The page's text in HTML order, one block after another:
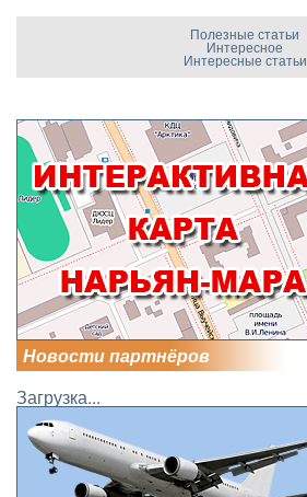
Полезные статьи
Интересное
Интересные статьи
Новости партнёров
Загрузка...